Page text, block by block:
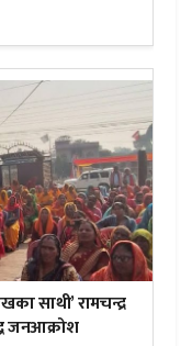
साथी’ रामचन्द्र
जनआक्रोश